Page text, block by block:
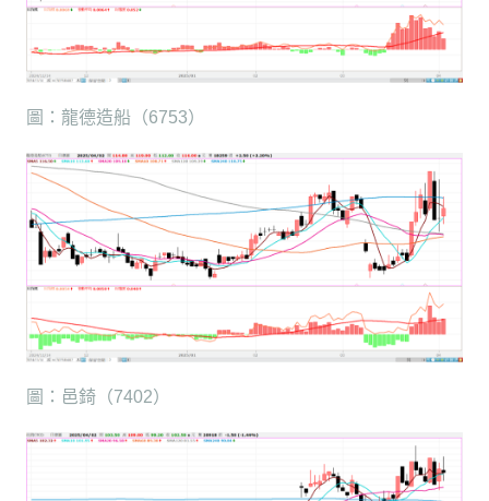
圖：龍德造船（6753）
圖：邑錡（7402）